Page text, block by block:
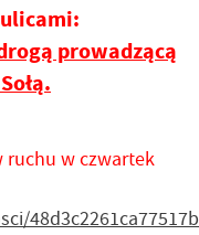
prowadzącą
ruchu w czwartek